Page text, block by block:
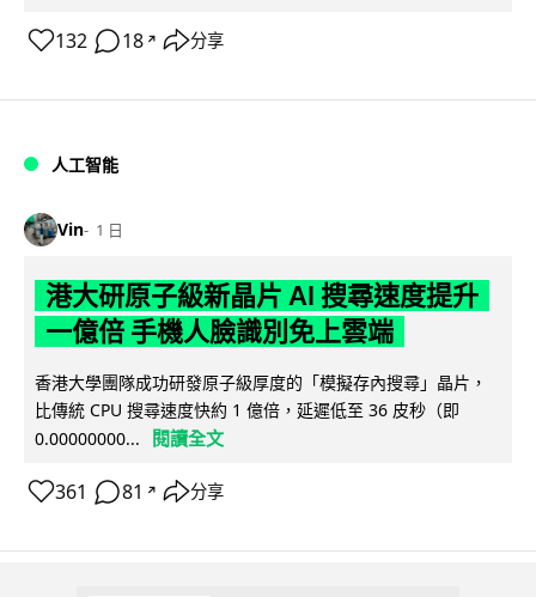
132 18 ↗ 分享
人工智能
Vin 1 日
港大研原子級新晶片 AI 搜尋速度提升
一億倍 手機人臉識別免上雲端
香港大學團隊成功研發原子級厚度的「模擬存內搜尋」晶片，
比傳統 CPU 搜尋速度快約 1 億倍，延遲低至 36 皮秒（即
0.00000000...
閱讀全文
361 81 ↗ 分享